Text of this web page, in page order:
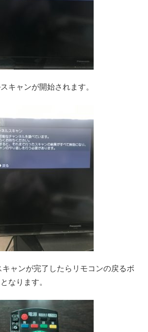
キャンが開始されます。
キャンが完了したらリモコンの戻るボ
なります。